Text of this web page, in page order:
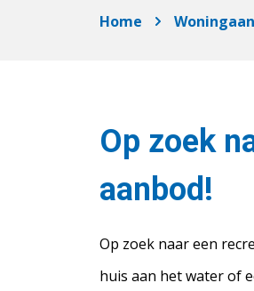
Home
Op zoek
aanbod!
Op zoek naar een
huis aan het water of